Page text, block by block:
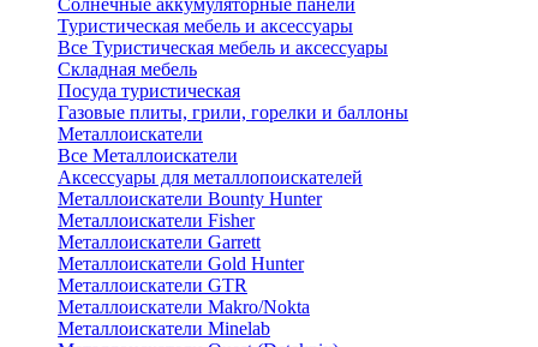
Солнечные аккумуляторные панели
Туристическая мебель и аксессуары
Все Туристическая мебель и аксессуары
Складная мебель
Посуда туристическая
Газовые плиты, грили, горелки и баллоны
Металлоискатели
Все Металлоискатели
Аксессуары для металлопоискателей
Металлоискатели Bounty Hunter
Металлоискатели Fisher
Металлоискатели Garrett
Металлоискатели Gold Hunter
Металлоискатели GTR
Металлоискатели Makro/Nokta
Металлоискатели Minelab